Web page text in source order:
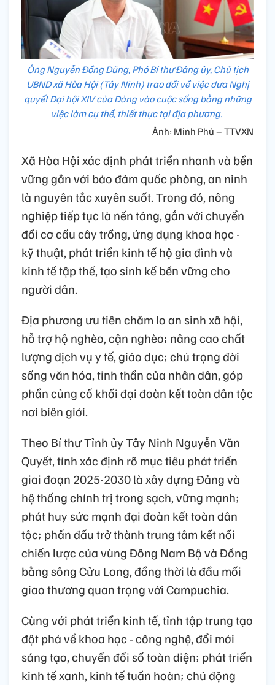
Ông Nguyễn Đồng Dũng, Phó Bí thư Đảng ủy, Chủ tịch
UBND xã Hòa Hội (Tây Ninh) trao đổi về việc đưa Nghị
quyết Đại hội XIV của Đảng vào cuộc sống bằng những
việc làm cụ thể, thiết thực tại địa phương.
Ảnh: Minh Phú – TTVXN
Xã Hòa Hội xác định phát triển nhanh và bền
vững gắn với bảo đảm quốc phòng, an ninh
là nguyên tắc xuyên suốt. Trong đó, nông
nghiệp tiếp tục là nền tảng, gắn với chuyển
đổi cơ cấu cây trồng, ứng dụng khoa học -
kỹ thuật, phát triển kinh tế hộ gia đình và
kinh tế tập thể, tạo sinh kế bền vững cho
người dân.
Địa phương ưu tiên chăm lo an sinh xã hội,
hỗ trợ hộ nghèo, cận nghèo; nâng cao chất
lượng dịch vụ y tế, giáo dục; chú trọng đời
sống văn hóa, tinh thần của nhân dân, góp
phần củng cố khối đại đoàn kết toàn dân tộc
nơi biên giới.
Theo Bí thư Tỉnh ủy Tây Ninh Nguyễn Văn
Quyết, tỉnh xác định rõ mục tiêu phát triển
giai đoạn 2025-2030 là xây dựng Đảng và
hệ thống chính trị trong sạch, vững mạnh;
phát huy sức mạnh đại đoàn kết toàn dân
tộc; phấn đấu trở thành trung tâm kết nối
chiến lược của vùng Đông Nam Bộ và Đồng
bằng sông Cửu Long, đồng thời là đầu mối
giao thương quan trọng với Campuchia.
Cùng với phát triển kinh tế, tỉnh tập trung tạo
đột phá về khoa học - công nghệ, đổi mới
sáng tạo, chuyển đổi số toàn diện; phát triển
kinh tế xanh, kinh tế tuần hoàn; chủ động